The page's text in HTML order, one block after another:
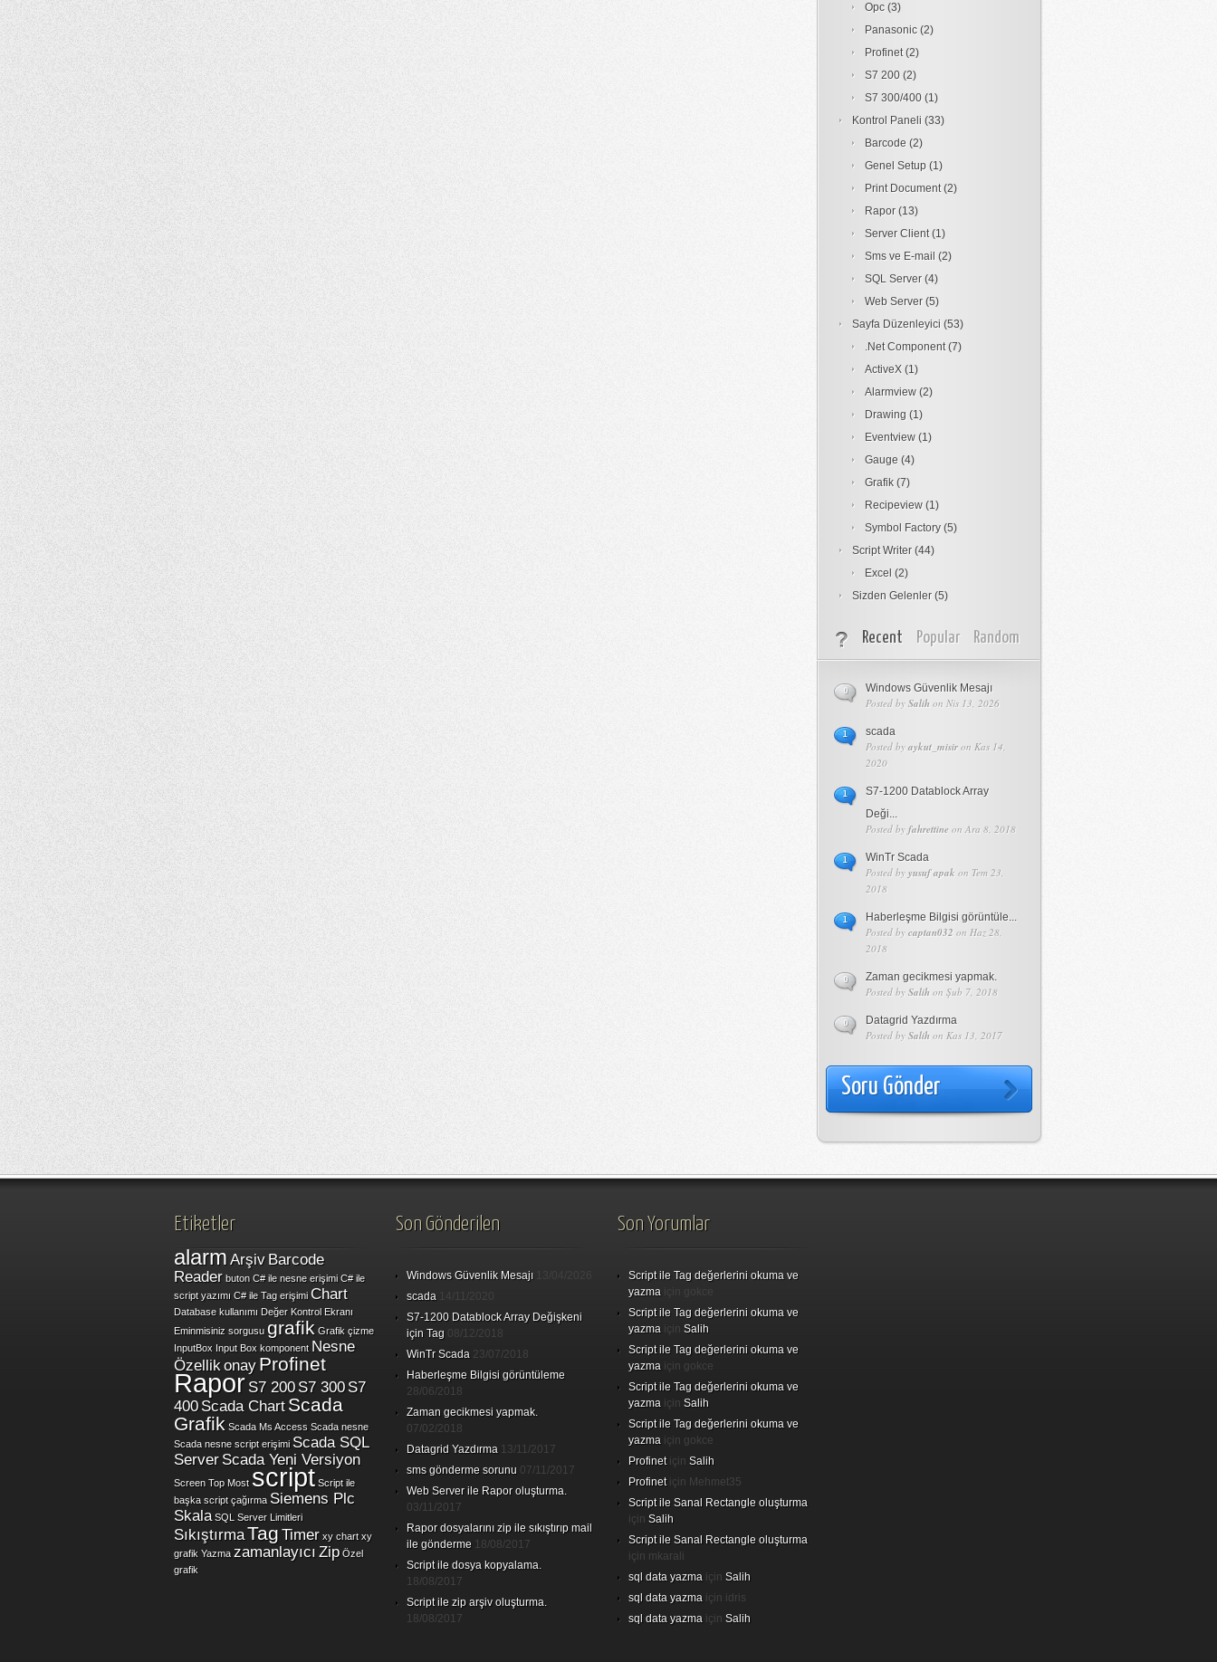
Opc (3)
Panasonic (2)
Profinet(2)
S7 200 (2)
S7 300/400 (1)
Kontrol Paneli (33)
Barcode (2)
Genel Setup (1)
Print Document(2)
Rapor (13)
Server Client(1)
Sms ve E-mail (2)
SQL Server (4)
Web Server (5)
Sayfa Düzenleyici (53)
.Net Component(7)
ActiveX (1)
Alarmview (2)
Drawing (1)
Eventview (1)
Gauge (4)
Grafik (7)
Recipeview (1)
Symbol Factory (5)
Script Writer (44)
Excel (2)
Sizden Gelenler (5)
Recent Popular Random
Windows Güvenlik Mesajı
Posted by Salih on Nis 13, 2026
0
scada
Posted by aykut_misir on Kas 14,
2020
1
S7-1200 Datablock Array
Deği...
Posted by fahrettine on Ara 8, 2018
1
WinTr Scada
Posted by yusuf apak on Tem 23,
2018
1
Haberleşme Bilgisi görüntüle...
Posted by captan032 on Haz 28,
2018
1
Zaman gecikmesi yapmak.
Posted by Salih on Şub 7, 2018
0
Datagrid Yazdırma
Posted by Salih on Kas 13, 2017
0
Soru Gönder
Etiketler
alarmArşiv Barcode
Reader buton C# ile nesne erişimi C# ile
script yazımı C# ile Tag erişimi Chart
Database kullanımı Değer Kontrol Ekranı
Eminmisiniz sorgusu grafik Grafik çizme
InputBox Input Box komponent Nesne
Özellikonay Profinet
Rapor S7 200 S7 300 S7
400 Scada Chart Scada
Grafik Scada Ms Access Scada nesne
Scada nesne script erişimi Scada SQL
Server Scada Yeni Versiyon
Screen Top Most script Script ile
başka script çağırma Siemens Plc
Skala SQL Server Limitleri
SıkıştırmaTag Timer xy chart xy
grafik Yazma zamanlayıcı Zip Özel
grafik
Son Gönderilen
Windows Güvenlik Mesajı
scada
S7-1200 Datablock Array Değişkeni
için Tag 08/12/2018
WinTr Scada 23/07/2018
Haberleşme Bilgisi görüntüleme
28/06/2018
Zaman gecikmesi yapmak.
07/02/2018
Datagrid Yazdırma 13/11/2017
sms gönderme sorunu 07/11/2017
Web Server ile Rapor oluşturma.
03/11/2017
Rapor dosyalarını zip ile sıkıştırıp mail
ile gönderme 18/08/2017
Script ile dosya kopyalama.
18/08/2017
Script ile zip arşiv oluşturma.
18/08/2017
Son Yorumlar
Script ile Tag değerlerini okuma ve
yazma
Script ile Tag değerlerini okuma ve
yazma için Salih
Script ile Tag değerlerini okuma ve
yazma için gokce
Script ile Tag değerlerini okuma ve
yazma için Salih
Script ile Tag değerlerini okuma ve
yazma için gokce
Profinetiçin Salih
Profinetiçin Mehmet35
Script ile Sanal Rectangle oluşturma
için Salih
Script ile Sanal Rectangle oluşturma
için mkarali
sql data yazma için Salih
sql data yazma için idris
sql data yazma için Salih